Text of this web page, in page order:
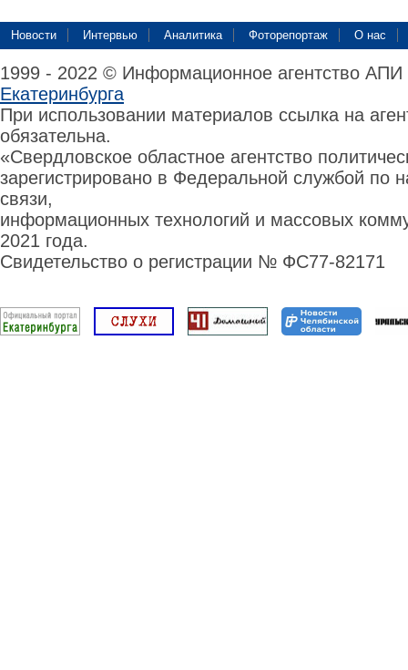
Новости Интервью Аналитика Фоторепортаж О нас
1999 - 2022 © Информационное агентство
Екатеринбурга
При использовании материалов ссылка на
обязательна.
«Свердловское областное агентство
зарегистрировано в Федеральной службой по
связи,
информационных технологий и массовых
2021 года.
Свидетельство о регистрации № ФС77-82171